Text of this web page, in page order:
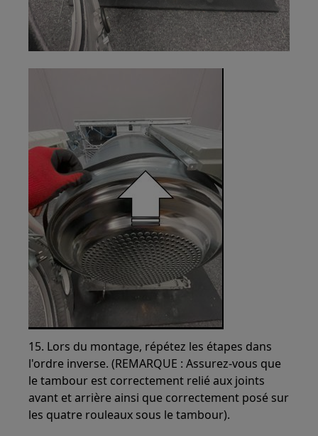
15. Lors du montage, répétez les étapes dans
l'ordre inverse. (REMARQUE : Assurez-vous que
le tambour est correctement relié aux joints
avant et arrière ainsi que correctement posé sur
les quatre rouleaux sous le tambour).